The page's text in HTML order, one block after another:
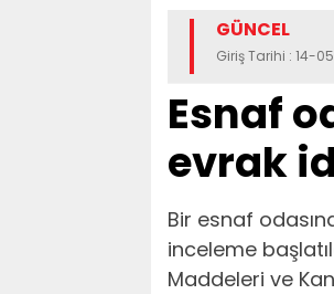
GÜNCEL
Giriş Tarihi : 14-
Esnaf
evrak
Bir esnaf
inceleme
Maddeleri ve